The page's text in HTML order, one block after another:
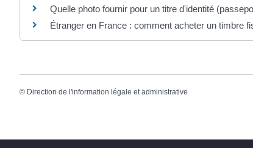
Quelle photo fournir pour un titre d'identité
Étranger en France : comment acheter un timbre
© Direction de l'information légale et administrative